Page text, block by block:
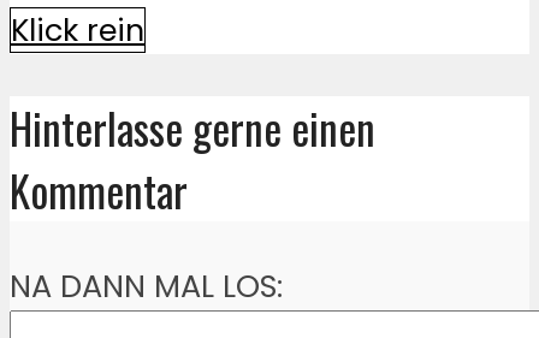
Klick rein
Hinterlasse gerne einen
Kommentar
NA DANN MAL LOS: